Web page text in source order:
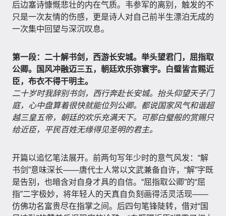
后边塞诗慷慨悲壮的内在气质。韦参军的离别，触发的不
只是一次友情的伤感，更是诗人对自己前半生漂泊无成的
一次集中回望与深沉叹息。
第一段：二十解书剑，西游长安城。举头望君门，屈指取
公卿。国风冲融迈三五，朝廷欢乐弥寰宇。白璧皆言赐近
臣，布衣不得干明主。
二十岁时我辞别书剑，西行奔赴长安城。抬头仰望天子门
庭，心中盘算着很快就能位列公卿。都说国家风气和谐超
越三皇五帝，朝廷的欢乐充满天下。可那白璧般的赏赐只
给近臣，平民百姓无缘得见圣明的君主。
开篇以追忆笔法展开。前两句写年少时的意气风发：“解
书剑”意味深长——唐代士人常以文武兼备自许，“解”字既
是告别，也暗含对自身才具的自信。“屈指取公卿”的“屈
指”二字极妙，将年轻人的天真自负刻画得活灵活现——
仿佛功名富贵尽在指掌之间。后四句笔锋陡转，借对“国